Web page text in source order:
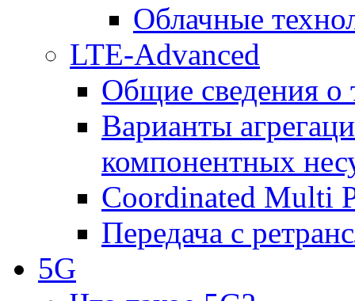
Облачные
LTE-Advanced
Общие сведения о
Варианты
компонентных
Coordinated Multi
Передача с
5G